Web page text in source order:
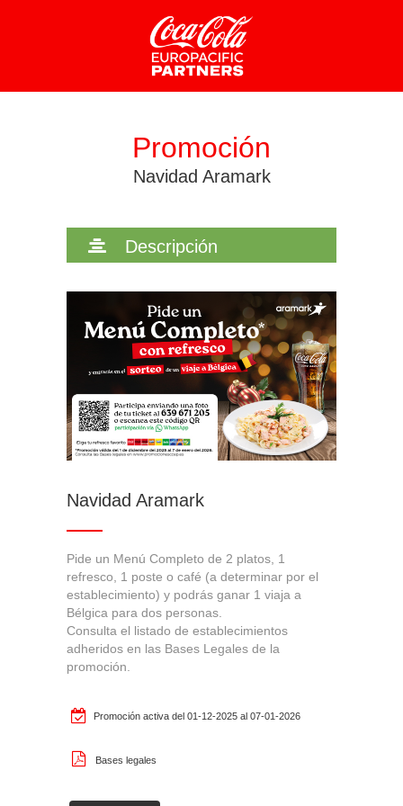
Promoción
Navidad Aramark
Descripción
Navidad Aramark
Pide un Menú Completo de 2 platos, 1
refresco, 1 poste o café (a determinar por el
establecimiento) y podrás ganar 1 viaja a
Bélgica para dos personas.
Consulta el listado de establecimientos
adheridos en las Bases Legales de la
promoción.
Promoción activa del 01-12-2025 al 07-01-2026
Bases legales
HABILITAR TODO RECHAZAR TODO
Cookies necesarias
Estas cookies son necesarias para que el sitio web
Puede configurar su navegador para bloquear o alertar
sobre estas cookies, pero alguna áreas del sitio no
funcionarán. Estas cookies no almacenan ninguna
información de identificación personal.
Cookies Utilizadas:
FUNCCONFPROMOCIONES
Cookies de rendimiento
Estas cookies nos permiten contar las visitas y fuentes de
tráfico para poder evaluar el rendimiento de nuestro sitio y
mejorarlo. Nos ayudan a saber qué páginas son las más o
menos visitadas, y cómo los visitantes navegan por el sitio.
Toda la información que recogen estas cookies es
agregada y, por lo tanto, es anónima.
_ga, _gat, _gatUA, _gid, _dc_gtm_UA
obtener más información sobre las cookies de Google en